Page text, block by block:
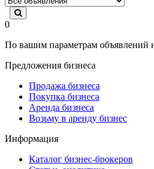
0
По вашим параметрам объявлений
Предложения бизнеса
Продажа бизнеса
Покупка бизнеса
Аренда бизнеса
Возьму в аренду бизнес
Информация
Каталог бизнес-брокеров